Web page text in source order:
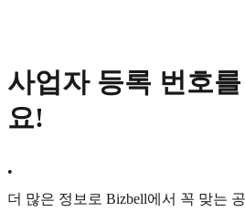
사업자 등록 번호
요!
•
더 많은 정보로 Bizbell에서 꼭 맞는